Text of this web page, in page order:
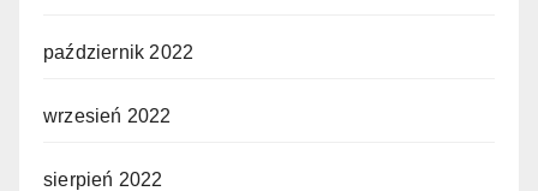
październik 2022
wrzesień 2022
sierpień 2022